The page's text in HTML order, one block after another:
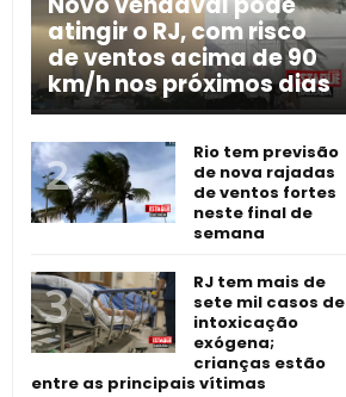
atingir o RJ, com risco
de ventos acima de 90
km/h nos próximos dias
Rio tem previsão
de nova rajadas
de ventos fortes
neste final de
semana
RJ tem mais de
sete mil casos de
intoxicação
exógena;
crianças estão
entre as principais vítimas